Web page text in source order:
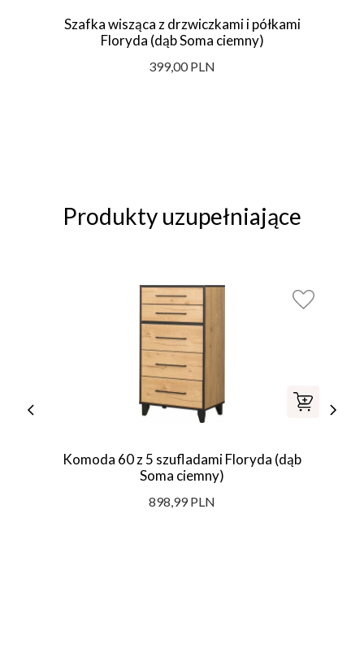
Szafka wisząca z drzwiczkami i półkami
Floryda (dąb Soma ciemny)
399,00 PLN
Produkty uzupełniające
Komoda 60 z 5 szufladami Floryda (dąb
Soma ciemny)
898,99 PLN